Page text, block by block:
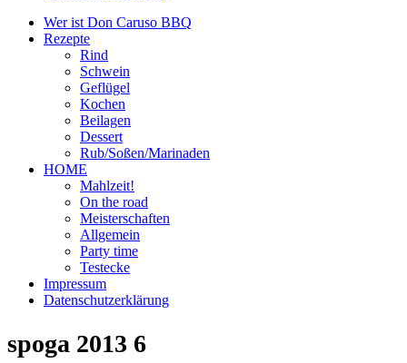
Wer ist Don Caruso BBQ
Rezepte
Rind
Schwein
Geflügel
Kochen
Beilagen
Dessert
Rub/Soßen/Marinaden
HOME
Mahlzeit!
On the road
Meisterschaften
Allgemein
Party time
Testecke
Impressum
Datenschutzerklärung
spoga 2013 6